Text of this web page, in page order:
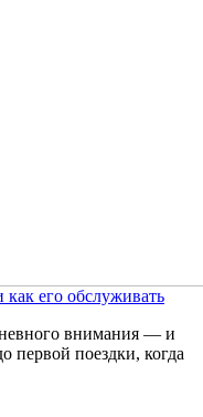
его обслуживать
внимания — и
первой поездки, когда